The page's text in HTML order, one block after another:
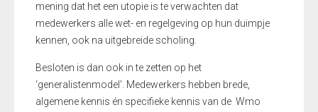
mening dat het een utopie is te verwachten dat
medewerkers alle wet- en regelgeving op hun duimpje
kennen, ook na uitgebreide scholing.
Besloten is dan ook in te zetten op het
‘generalistenmodel’. Medewerkers hebben brede,
algemene kennis én specifieke kennis van de Wmo